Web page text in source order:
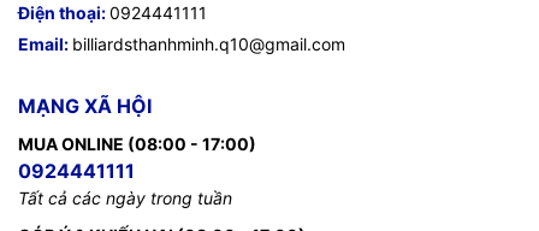
Điện thoại:0924441111
Email: billiardsthanhminh.q10@gmail.com
MẠNG XÃ HỘI
MUA ONLINE (08:00 - 17:00)
0924441111
Tất cả các ngày trong tuần